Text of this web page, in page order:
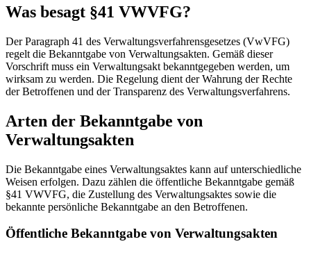
Was besagt §41 VWVFG?
Der Paragraph 41 des Verwaltungsverfahrensgesetzes (VwVFG)
regelt die Bekanntgabe von Verwaltungsakten. Gemäß dieser
Vorschrift muss ein Verwaltungsakt bekanntgegeben werden, um
wirksam zu werden. Die Regelung dient der Wahrung der Rechte
der Betroffenen und der Transparenz des Verwaltungsverfahrens.
Arten der Bekanntgabe von
Verwaltungsakten
Die Bekanntgabe eines Verwaltungsaktes kann auf unterschiedliche
Weisen erfolgen. Dazu zählen die öffentliche Bekanntgabe gemäß
§41 VWVFG, die Zustellung des Verwaltungsaktes sowie die
bekannte persönliche Bekanntgabe an den Betroffenen.
Öffentliche Bekanntgabe von Verwaltungsakten